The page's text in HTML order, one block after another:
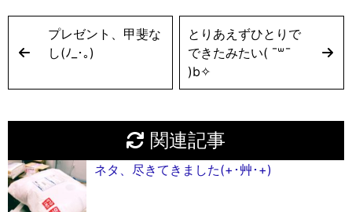
プレゼント、甲斐な
し(ﾉ_･｡)
とりあえずひとりで
できたみたい( ¯꒳¯
)b✧︎
関連記事
ネタ、尽きてきました(+･艸･+)